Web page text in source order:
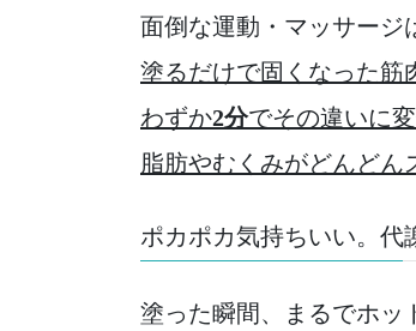
面倒な運動・マッサージ
塗るだけで固くなった筋
わずか2分でその違いに変
脂肪やむくみがどんどん
ポカポカ気持ちいい。代
塗った瞬間、まるでホッ